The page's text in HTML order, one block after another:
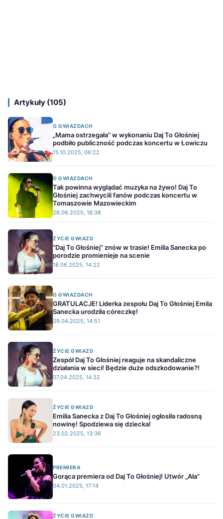
Artykuły (105)
O GWIAZDACH
„Mama ostrzegała” w wykonaniu Daj To Głośniej
podbiło publiczność podczas koncertu w Łowiczu
15.10.2025, 06:22
O GWIAZDACH
Tak powinna wyglądać muzyka na żywo! Daj To
Głośniej zachwycili fanów podczas koncertu w
Tomaszowie Mazowieckim
28.06.2025, 18:38
ŻYCIE GWIAZD
”Daj To Głośniej” znów w trasie! Emilia Sanecka po
porodzie promienieje na scenie
18.06.2025, 14:22
O GWIAZDACH
GRATULACJE! Liderka zespołu Daj To Głośniej Emila
Sanecka urodziła córeczkę!
09.04.2025, 14:51
ŻYCIE GWIAZD
Zespół Daj To Głośniej reaguje na skandaliczne
działania w sieci! Będzie duże odszkodowanie?!
07.04.2025, 14:32
ŻYCIE GWIAZD
Emilia Sanecka z Daj To Głośniej ogłosiła radosną
nowinę! Spodziewa się dziecka!
23.02.2025, 13:36
PREMIERA
Gorąca premiera od Daj To Głośniej! Utwór „Ała”
04.01.2025, 17:14
ŻYCIE GWIAZD